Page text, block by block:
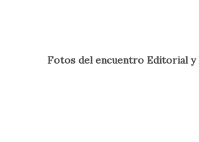
Fotos del encuentro Editorial y